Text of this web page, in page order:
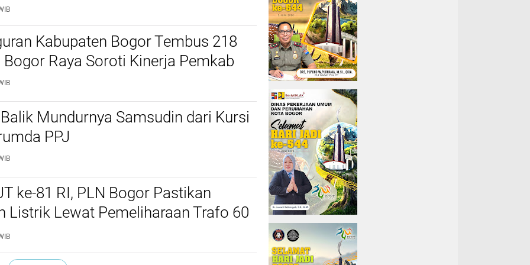
Kabupaten Bogor Tembus 218
Bogor Raya Soroti Kinerja Pemkab
Mundurnya Samsudin dari Kursi
PPJ
ke-81 RI, PLN Bogor Pastikan
Listrik Lewat Pemeliharaan Trafo 60